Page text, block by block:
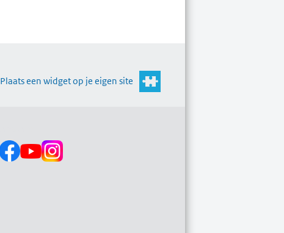
Plaats een widget op je eigen site